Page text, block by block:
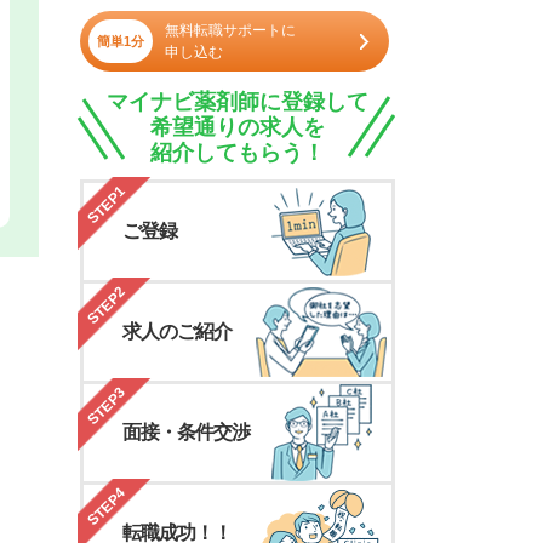
簡単1分
無料転職サポートに
申し込む
マイナビ薬剤師に登録して
希望通りの求人を
紹介してもらう！
STEP1
ご登録
STEP2
求人のご紹介
STEP3
面接・条件交渉
STEP4
転職成功！！